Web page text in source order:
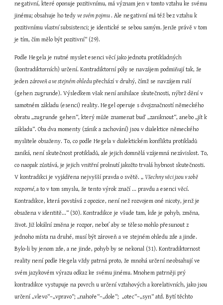
negativní, které oponuje pozitivnímu, má význam jen v tomto vztahu ke svému
jinému; obsahuje ho tedy ve svém pojmu . Ale negativní má též bez vztahu k
pozitivnímu vlastní subsistenci; je identické se sebou samým. Jenže právě v tom
je tím, čím mělo být pozitivní“ (29).
Podle Hegela je nutné myslet esenci věcí jako jednotu protikladných
(kontradiktorních) určení. Kontradiktorní póly se navzájem podmiňují tak, že
jeden zároveň a ve stejném ohledu přechází v druhý, čímž se navzájem ruší
(gehen zugrunde). Výsledkem však není anihilace skutečnosti, nýbrž dění v
samotném základu (esenci) reality. Hegel operuje s dvojznačností německého
obratu „zugrunde gehen“, který může znamenat buď „zaniknout“, anebo „jít k
základu“. Oba dva momenty (zánik a zachování) jsou v dialektice německého
myslitele obsaženy. To, co podle Hegela v dialektickém konfliktu protikladů
zaniká, není skutečnost protikladů, ale jejich domnělá vzájemná nezávislost. To,
co naopak zůstává, je jejich vnitřní prolnutí jakožto trvalá hybnost skutečnosti.
V kontradikci je vyjádřena nejvyšší pravda o světě. „ Všechny věci jsou v sobě
rozporné, a to v tom smyslu, že tento výrok značí ... pravdu a esenci věcí.
Kontradikce, která povstává z opozice, není než rozvojem oné nicoty, jenž je
obsažena v identitě...“ (30). Kontradikce je všude tam, kde je pohyb, změna,
život. Již lokální změna je rozpor, neboť aby se těleso mohlo přesunout z
jednoho místa na druhé, musí být zároveň a ve stejném ohledu zde a jinde.
Bylo-li by jenom zde, a ne jinde, pohyb by se nekonal (31). Kontradiktornost
reality není podle Hegela vždy patrná proto, že mnohá určení neobsahují ve
svém jazykovém výrazu odkaz ke svému jinému. Mnohem patrněji prý
kontradikce vystupuje na povrch u určení vztahových a korelativních, jako jsou
určení „vlevo“–„vpravo“; „nahoře“–„dole“;  „otec“–„syn“ atd. Bytí těchto